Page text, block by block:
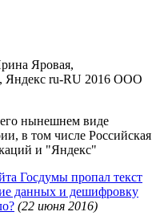
Яровая,
Яндекс ru-RU 2016 ООО
нынешнем виде
в том числе Российская
и "Яндекс"
Госдумы пропал текст
данных и дешифровку
(22 июня 2016)